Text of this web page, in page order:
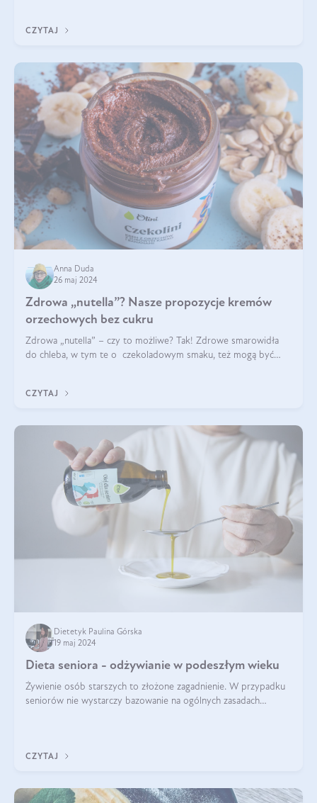
CZYTAJ
Anna Duda
26 maj 2024
Zdrowa „nutella”? Nasze propozycje kremów
orzechowych bez cukru
Zdrowa „nutella” – czy to możliwe? Tak! Zdrowe smarowidła
do chleba, w tym te o czekoladowym smaku, też mogą być
CZYTAJ
Dietetyk Paulina Górska
19 maj 2024
Dieta seniora - odżywianie w podeszłym wieku
Żywienie osób starszych to złożone zagadnienie. W przypadku
seniorów nie wystarczy bazowanie na ogólnych zasadach
CZYTAJ